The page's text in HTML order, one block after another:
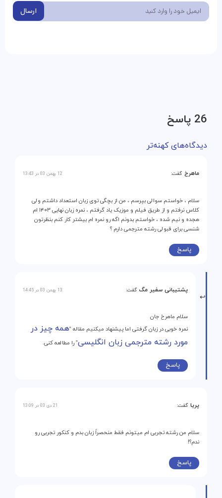
ارسال
26 پاسخ
دیدگاه‌های کهنه‌تر
ماهرخ گفت: 12 بهمن 03 در 13:43
سلام ، خواستم سوالی بپرسم ، من از بچگی توی زبان استعداد داشتم ولی
کلاس نرفتم و از طریق فیلم و موزیک یاد گرفتم ، نمره زبان نهایی ۱۴۰۳ ام
هجده و نیم شده ، خواستم بدونم اگه رو نمره ام بیشتر کار کنم بنظرتون
شنسی برای قبولی رشته مترجمی دارم ؟
پاسخ
پشتیبانی سفیر مگ گفت: 13 بهمن 03 در 14:45
سلام ماهرخ جان
نمره خوبی در زبان گرفتی اما پیشنهاد میکنیم مقاله “همه چیز در
مورد رشته مترجمی زبان انگلیسی” را مطالعه کنی.
پاسخ
پریا گفت: 21 دی 03 در 13:09
سلام من رشته تجربی ام میتونم فقط منحصراً زبان بدم و کنکور تجربی رو
ندم؟!
پاسخ